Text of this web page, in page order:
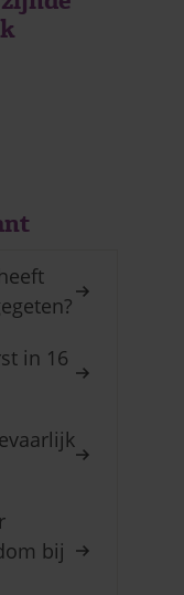
in 16
bij